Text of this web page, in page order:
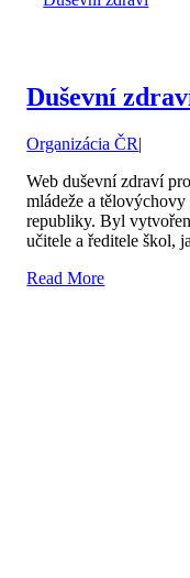
Duševní
Organizácia ČR|
Web duševní zdraví
mládeže a
republiky. Byl
učitele a ředitele škol,
Read More